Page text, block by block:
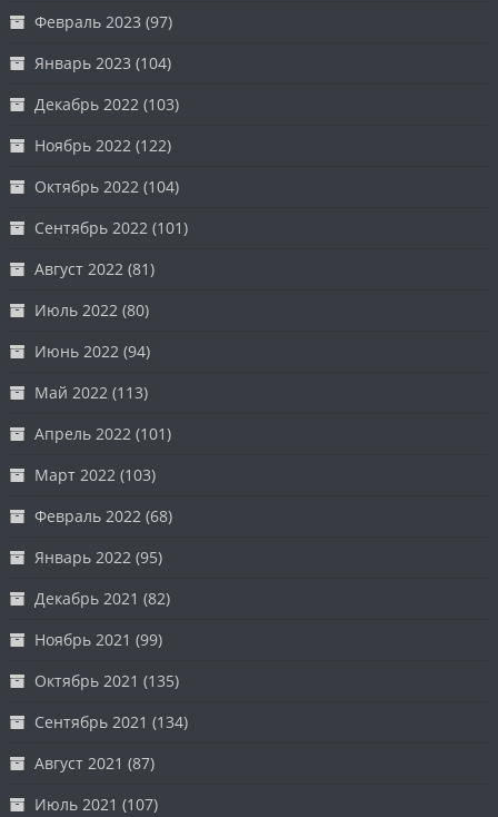
Февраль 2023 (97)
Январь 2023 (104)
Декабрь 2022 (103)
Ноябрь 2022 (122)
Октябрь 2022 (104)
Сентябрь 2022 (101)
Август 2022 (81)
Июль 2022 (80)
Июнь 2022 (94)
Май 2022 (113)
Апрель 2022 (101)
Март 2022 (103)
Февраль 2022 (68)
Январь 2022 (95)
Декабрь 2021 (82)
Ноябрь 2021 (99)
Октябрь 2021 (135)
Сентябрь 2021 (134)
Август 2021 (87)
Июль 2021 (107)